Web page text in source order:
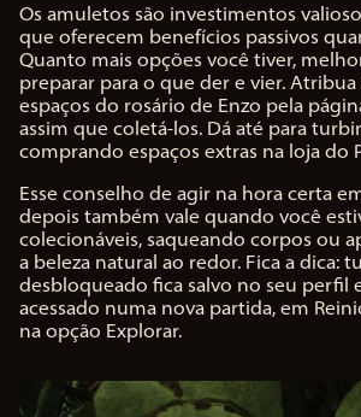
Os amuletos são investimentos
que oferecem benefícios passivos
Quanto mais opções você tiver,
preparar para o que der e vier.
espaços do rosário de Enzo pela
assim que coletá-los. Dá até para
comprando espaços extras na loja do
Esse conselho de agir na hora certa
depois também vale quando você
colecionáveis, saqueando corpos ou
a beleza natural ao redor. Fica a dica:
desbloqueado fica salvo no seu perfil
acessado numa nova partida, em
na opção Explorar.